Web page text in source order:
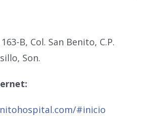
B, Col. San Benito, C.P.
Son.
#inicio